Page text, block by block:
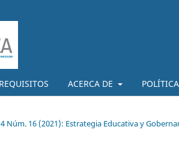
REQUISITOS ACERCA DE
Núm. 16 (2021): Estrategia Educativa y